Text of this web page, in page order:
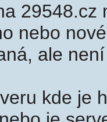
29548.cz
nebo
ale
kde je